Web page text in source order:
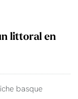
littoral en
basque